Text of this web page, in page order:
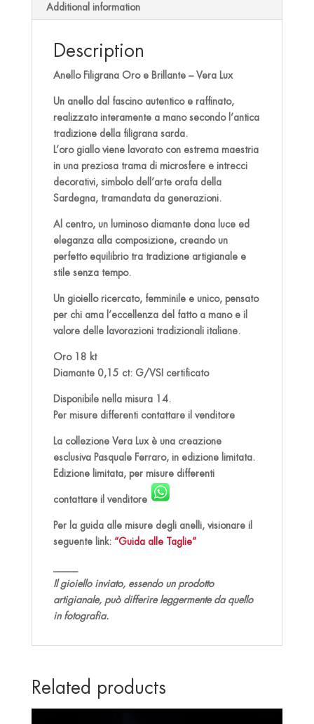
quantity
Additional information
Description
Anello Filigrana Oro e Brillante – Vera Lux
Un anello dal fascino autentico e raffinato,
realizzato interamente a mano secondo l’antica
tradizione della filigrana sarda.
L’oro giallo viene lavorato con estrema maestria
in una preziosa trama di microsfere e intrecci
decorativi, simbolo dell’arte orafa della
Sardegna, tramandata da generazioni.
Al centro, un luminoso diamante dona luce ed
eleganza alla composizione, creando un
perfetto equilibrio tra tradizione artigianale e
stile senza tempo.
Un gioiello ricercato, femminile e unico, pensato
per chi ama l’eccellenza del fatto a mano e il
valore delle lavorazioni tradizionali italiane.
Oro 18 kt
Diamante 0,15 ct: G/VSI certificato
Disponibile nella misura 14.
Per misure differenti contattare il venditore
La collezione Vera Lux è una creazione
esclusiva Pasquale Ferraro, in edizione limitata.
Edizione limitata, per misure differenti
contattare il venditore
Per la guida alle misure degli anelli, visionare il
seguente link: “Guida alle Taglie”
Il gioiello inviato, essendo un prodotto
artigianale, può differire leggermente da quello
in fotografia.
Related products